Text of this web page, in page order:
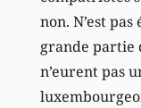
non. N’est
grande partie
n’eurent pas